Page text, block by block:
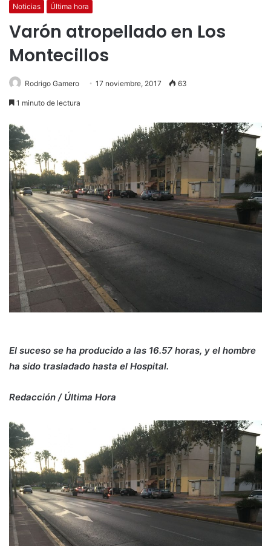
Noticias Última hora
Varón atropellado en Los
Montecillos
Rodrigo Gamero 17 noviembre, 2017 63
1 minuto de lectura
El suceso se ha producido a las 16.57 horas, y el hombre
ha sido trasladado hasta el Hospital.
Redacción / Última Hora